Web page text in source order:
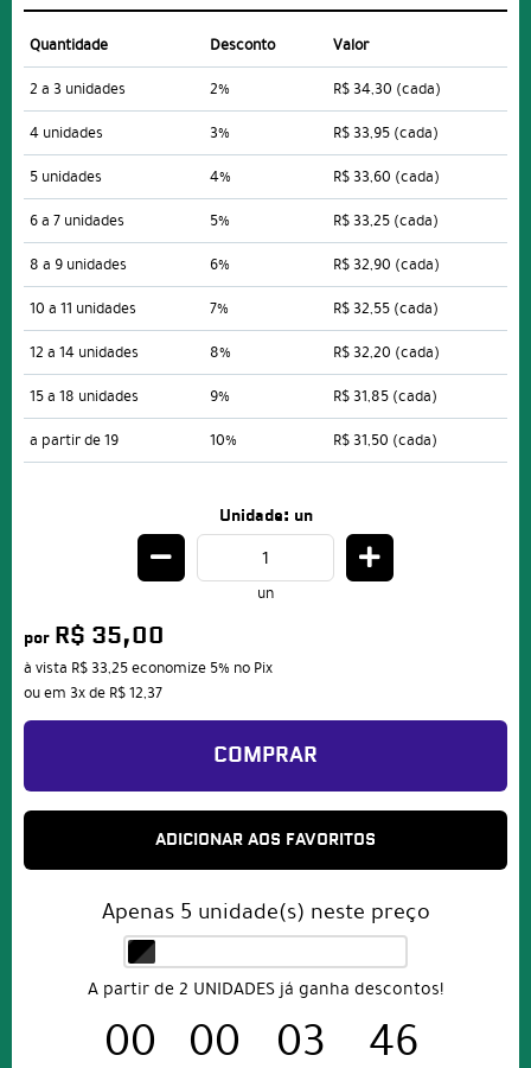
Quantidade Desconto
Valor
2 a 3 unidades
2% R$ 34,30 (cada)
4 unidades
3% R$ 33,95 (cada)
5 unidades
4% R$ 33,60 (cada)
6 a 7 unidades
5% R$ 33,25 (cada)
8 a 9 unidades
6% R$ 32,90 (cada)
10 a 11 unidades
7% R$ 32,55 (cada)
12 a 14 unidades
8% R$ 32,20 (cada)
15 a 18 unidades
9% R$ 31,85 (cada)
a partir de 19
10% R$ 31,50 (cada)
Unidade: un
un
por R$ 35,00
à vista R$ 33,25economize 5% no Pix
ou em 3xde R$ 12,37
COMPRAR
ADICIONAR AOS FAVORITOS
Apenas 5 unidade(s) neste preço
A partir de 2 UNIDADES já ganha descontos!
00 00 03 46